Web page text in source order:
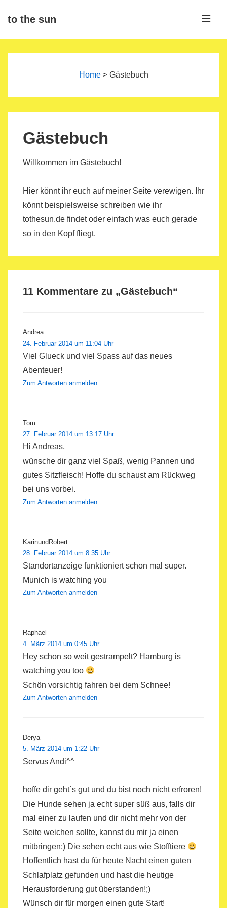
Zumto the sun
Home> Gästebuch
Gästebuch
Willkommen im Gästebuch!
Hier könnt ihr euch auf meiner Seite verewigen. Ihr
könnt beispielsweise schreiben wie ihr
tothesun.de findet oder einfach was euch gerade
so in den Kopf fliegt.
11 Kommentare zu „Gästebuch“
Andrea
24. Februar 2014 um 11:04 Uhr
Viel Glueck und viel Spass auf das neues
Abenteuer!
Zum Antworten anmelden
Tom
27. Februar 2014 um 13:17 Uhr
Hi Andreas,
wünsche dir ganz viel Spaß, wenig Pannen und
gutes Sitzfleisch! Hoffe du schaust am Rückweg
bei uns vorbei.
Zum Antworten anmelden
KarinundRobert
28. Februar 2014 um 8:35 Uhr
Standortanzeige funktioniert schon mal super.
Munich is watching you
Zum Antworten anmelden
Raphael
4. März 2014 um 0:45 Uhr
Hey schon so weit gestrampelt? Hamburg is
watching you too
Schön vorsichtig fahren bei dem Schnee!
Zum Antworten anmelden
Derya
5. März 2014 um 1:22 Uhr
Servus Andi^^
hoffe dir geht`s gut und du bist noch nicht erfroren!
Die Hunde sehen ja echt super süß aus, falls dir
mal einer zu laufen und dir nicht mehr von der
Seite weichen sollte, kannst du mir ja einen
mitbringen;) Die sehen echt aus wie Stofftiere
Hoffentlich hast du für heute Nacht einen guten
Schlafplatz gefunden und hast die heutige
Herausforderung gut überstanden!;)
Wünsch dir für morgen einen gute Start!